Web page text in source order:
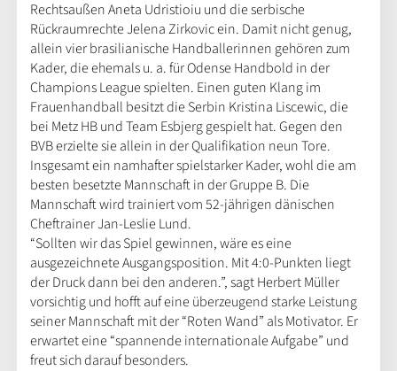
Rechtsaußen Aneta Udristioiu und die serbische
Rückraumrechte Jelena Zirkovic ein. Damit nicht genug,
allein vier brasilianische Handballerinnen gehören zum
Kader, die ehemals u. a. für Odense Handbold in der
Champions League spielten. Einen guten Klang im
Frauenhandball besitzt die Serbin Kristina Liscewic, die
bei Metz HB und Team Esbjerg gespielt hat. Gegen den
BVB erzielte sie allein in der Qualifikation neun Tore.
Insgesamt ein namhafter spielstarker Kader, wohl die am
besten besetzte Mannschaft in der Gruppe B. Die
Mannschaft wird trainiert vom 52-jährigen dänischen
Cheftrainer Jan-Leslie Lund.
“Sollten wir das Spiel gewinnen, wäre es eine
ausgezeichnete Ausgangsposition. Mit 4:0-Punkten liegt
der Druck dann bei den anderen.”, sagt Herbert Müller
vorsichtig und hofft auf eine überzeugend starke Leistung
seiner Mannschaft mit der “Roten Wand” als Motivator. Er
erwartet eine “spannende internationale Aufgabe” und
freut sich darauf besonders.